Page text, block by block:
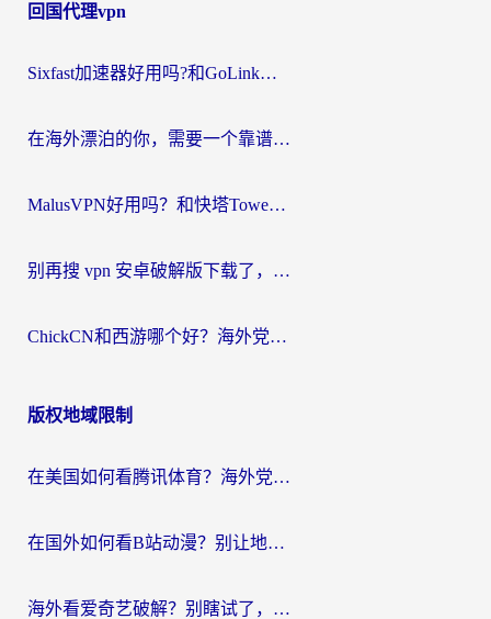
回国代理vpn
Sixfast加速器好用吗?和GoLink加速器对比哪个回国效果更好?海外党亲测实用指南
在海外漂泊的你，需要一个靠谱的“回国机场”
MalusVPN好用吗？和快塔TowerFastVPN对比哪个回国效果更好？海外党亲测实用指南
别再搜 vpn 安卓破解版下载了，海外党回国上网的正确姿势在这里
ChickCN和西游哪个好？海外党2026亲测回国加速器选择指南（附expressvpn中国对比）
版权地域限制
在美国如何看腾讯体育？海外党解锁NBA欧洲杯直播的终极攻略
在国外如何看B站动漫？别让地区限制打断你的追番节奏
海外看爱奇艺破解？别瞎试了，这才是留学生华人追剧看球的正确打开方式